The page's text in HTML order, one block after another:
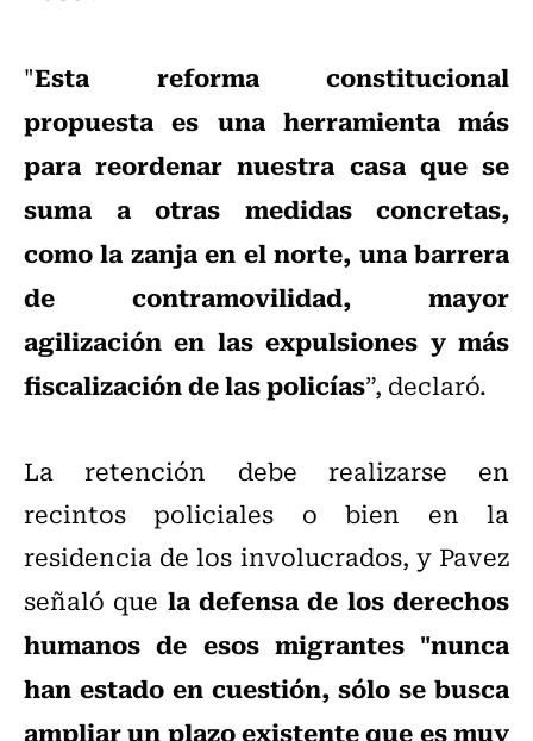
"Esta reforma constitucional
propuesta es una herramienta más
para reordenar nuestra casa que se
suma a otras medidas concretas,
como la zanja en el norte, una barrera
de contramovilidad, mayor
agilización en las expulsiones y más
fiscalización de las policías”, declaró.
La retención debe realizarse en
recintos policiales o bien en la
residencia de los involucrados, y Pavez
señaló que la defensa de los derechos
humanos de esos migrantes "nunca
han estado en cuestión, sólo se busca
ampliar un plazo existente que es muy